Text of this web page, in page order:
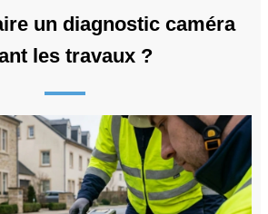
un diagnostic caméra
les travaux ?